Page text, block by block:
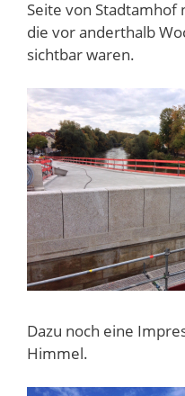
Seite von Stadtamhof
die vor anderthalb
sichtbar waren.
Dazu noch eine
Himmel.